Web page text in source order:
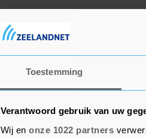
Toestemming
Verantwoord gebruik van uw
Wij en onze 1022 partners
Bij Everton, de nummer 15
vertrok eind vorig jaar